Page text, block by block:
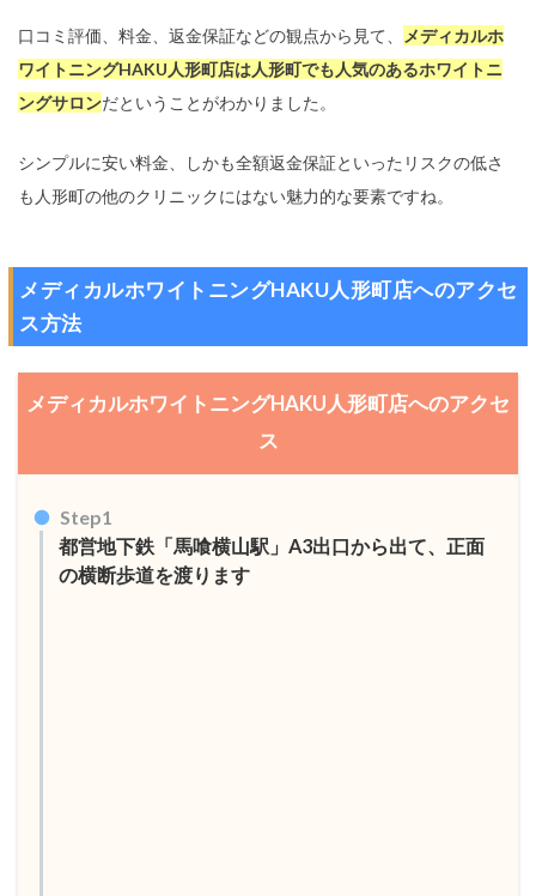
口コミ評価、料金、返金保証などの観点から見て、
メディカルホ
ワイトニングHAKU人形町店は人形町でも人気のあるホワイトニ
ングサロンだということがわかりました。
シンプルに安い料金、しかも全額返金保証といったリスクの低さ
も人形町の他のクリニックにはない魅力的な要素ですね。
メディカルホワイトニングHAKU人形町店へのアクセ
ス方法
メディカルホワイトニングHAKU人形町店へのアクセ
ス
Step1
都営地下鉄「馬喰横山駅」A3出口から出て、正面
の横断歩道を渡ります